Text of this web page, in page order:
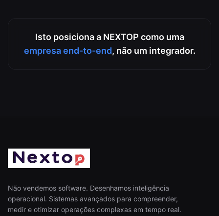
Isto posiciona a NEXTOP como uma
empresa end-to-end, não um integrador.
Não vendemos software. Desenhamos inteligência
operacional. Sistemas avançados para compreender,
medir e otimizar operações complexas em tempo real.